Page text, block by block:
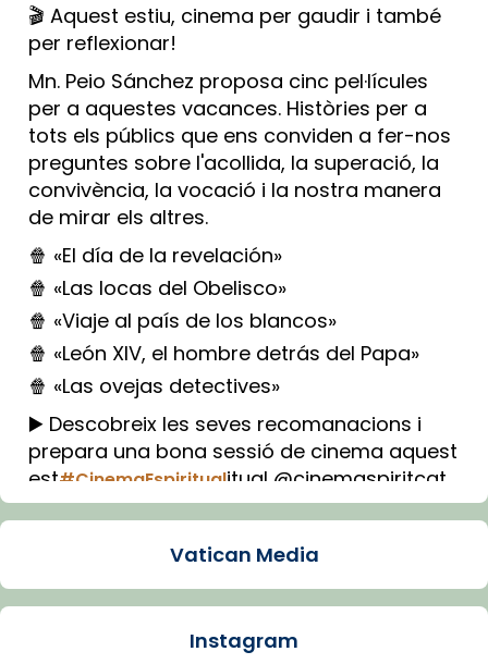
🎬 Aquest estiu, cinema per gaudir i també
per reflexionar!
Mn. Peio Sánchez proposa cinc pel·lícules
per a aquestes vacances. Històries per a
tots els públics que ens conviden a fer-nos
preguntes sobre l'acollida, la superació, la
convivència, la vocació i la nostra manera
de mirar els altres.
🍿 «El día de la revelación»
🍿 «Las locas del Obelisco»
🍿 «Viaje al país de los blancos»
🍿 «León XIV, el hombre detrás del Papa»
🍿 «Las ovejas detectives»
▶️ Descobreix les seves recomanacions i
prepara una bona sessió de cinema aquest
est#CinemaEspiritualitual @cinemaspiritcat
Imatge: Generada amb IA (OpenAI)
Arquebisbat de Barcelona
Vatican Media
Instagram